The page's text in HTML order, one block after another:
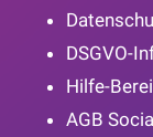
DSGVO-
Hilfe-
AGB